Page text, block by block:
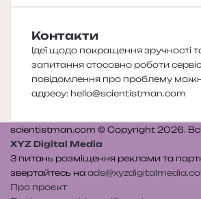
Контакти
Ідеї щодо покращення зручності
запитання стосовно роботи
повідомлення про проблему
адресу: hello@scientistman.com
scientistman.com © Copyright 2026.
XYZ Digital Media
З питань розміщення реклами та
звертайтесь на
Про проєкт